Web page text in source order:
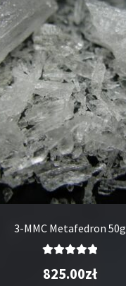
3-MMC Metafedron 50g
5.00na 5
825.00zł